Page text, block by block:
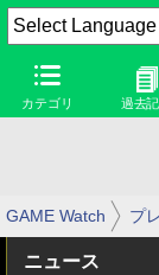
カテゴリ 過去
GAME Watch プ
ニュース